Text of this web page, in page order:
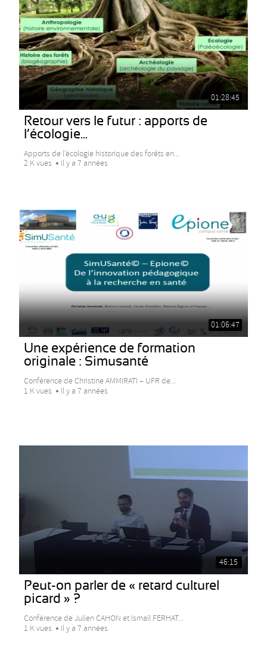
01:28:45
Retour vers le futur : apports de
l’écologie...
Apports de l’écologie historique des forêts en...
2 K vues
Il y a 7 années
01:06:47
Une expérience de formation
originale : Simusanté
Conférence de Christine AMMIRATI – UFR de...
1 K vues
Il y a 7 années
46:15
Peut-on parler de « retard culturel
picard » ?
Conférence de Julien CAHON et Ismaïl FERHAT...
1 K vues
Il y a 7 années